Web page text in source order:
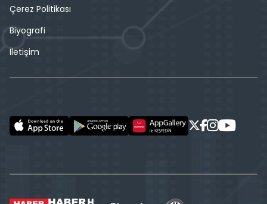
Çerez Politikası
Biyografi
İletişim